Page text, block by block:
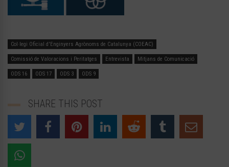
Col·legi Oficial d'Enginyers Agrònoms de Catalunya (COEAC)
Comissió de Valoracions i Peritatges Entrevista Mitjans de Comunicació
ODS 16 ODS 17 ODS 3 ODS 9
SHARE THIS POST